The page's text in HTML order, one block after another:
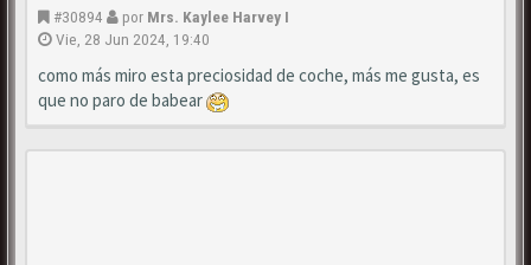
#30894 por Mrs. Kaylee Harvey I
Vie, 28 Jun 2024, 19:40
como más miro esta preciosidad de coche, más me gusta, es
que no paro de babear